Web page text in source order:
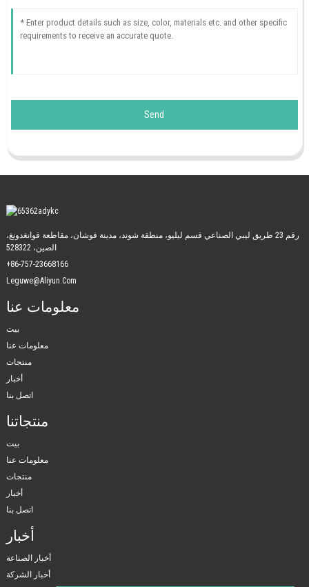
Send
رقم 23 طريق ليبي الصناعي قسم ليليو، منطقة شوند، مدينة فوشان، مقاطعة قوانغدونغ،
الصين، 528322
+86-757-23668166
Leguwe@aliyun.com
معلومات عنا
بيت
معلومات عنا
منتجات
أخبار
اتصل بنا
منتجاتنا
بيت
معلومات عنا
منتجات
أخبار
اتصل بنا
أخبار
أخبار الصناعة
أخبار الشركة